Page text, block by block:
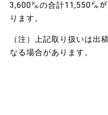
3,600㌦の合計11,550㌦
ります。
（注）上記取り扱いは出
なる場合があります。